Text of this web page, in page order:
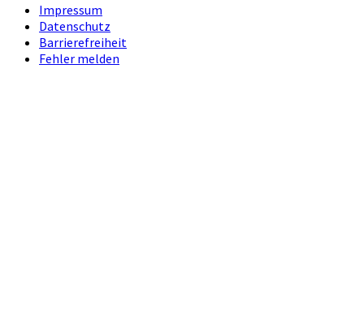
Impressum
Datenschutz
Barrierefreiheit
Fehler melden